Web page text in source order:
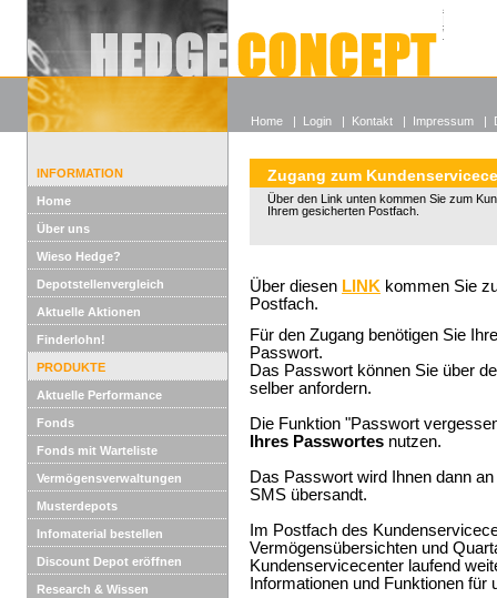
Alle
Wieso
INFORMATION
Home
Über uns
Wieso Hedge?
Depotstellenvergleich
Aktuelle Aktionen
Finderlohn!
PRODUKTE
Aktuelle Performance
Fonds
Fonds mit Warteliste
Vermögensverwaltungen
Musterdepots
Infomaterial bestellen
Discount Depot eröffnen
Research & Wissen
Zugang zum
Über den Link unten kommen Sie zum
Ihrem gesicherten Postfach.
Über diesen LINK kommen Sie
Postfach.
Für den Zugang benötigen Sie
Passwort.
Das Passwort können Sie über
selber anfordern.
Die Funktion "Passwort
Ihres Passwortes nutzen.
Das Passwort wird Ihnen dann
SMS übersandt.
Im Postfach des
Vermögensübersichten und
Kundenservicecenter laufend
Informationen und Funktionen für
Home | Login | Kontakt | Impressum |